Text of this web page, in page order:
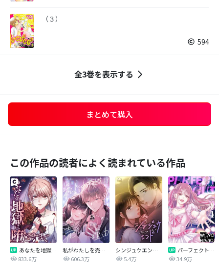
（３）
594
全3巻を表示する
まとめて購入
この作品の読者によく読まれている作品
あなたを地獄に堕とすまで
833.6万
私がわたしを売る理由
606.3万
シンジュウエンド【タテヨミ】
5.4万
パーフェクトグリッター
34.9万